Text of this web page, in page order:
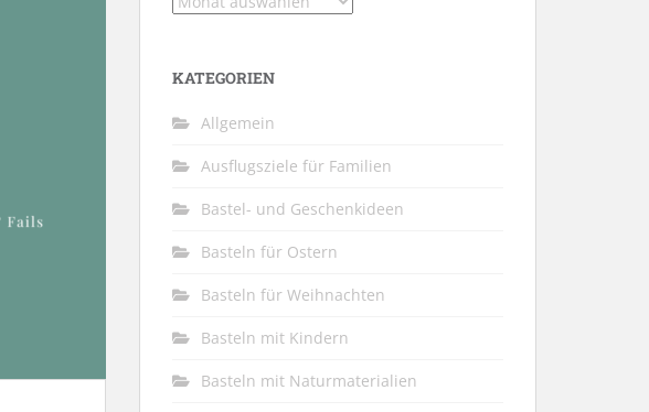
KATEGORIEN
Allgemein
Ausflugsziele für Familien
Bastel- und Geschenkideen
Basteln für Ostern
Basteln für Weihnachten
Basteln mit Kindern
Basteln mit Naturmaterialien